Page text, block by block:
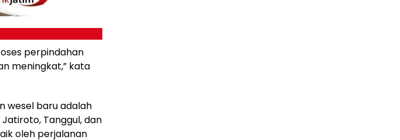
perpindahan
meningkat,” kata
wesel baru adalah
Tanggul, dan
oleh perjalanan